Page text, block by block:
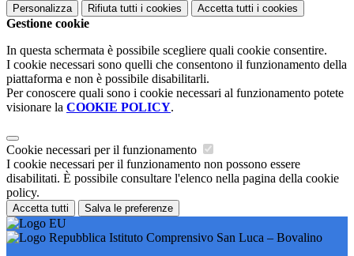
Personalizza Rifiuta tutti i cookies Accetta tutti i cookies
Gestione cookie
In questa schermata è possibile scegliere quali cookie consentire.
I cookie necessari sono quelli che consentono il funzionamento della
piattaforma e non è possibile disabilitarli.
Per conoscere quali sono i cookie necessari al funzionamento potete
visionare la COOKIE POLICY.
Cookie necessari per il funzionamento
I cookie necessari per il funzionamento non possono essere
disabilitati. È possibile consultare l'elenco nella pagina della cookie
policy.
Accetta tutti Salva le preferenze
Istituto Comprensivo San Luca – Bovalino